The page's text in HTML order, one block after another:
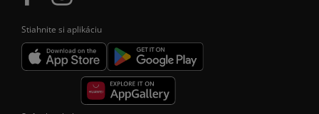
Stiahnite si aplikáciu